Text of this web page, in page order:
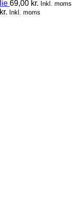
69,00 kr. Inkl. moms
kr. Inkl. moms